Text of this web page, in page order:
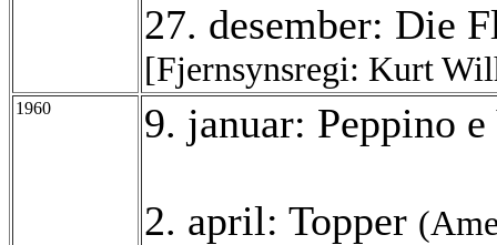
27. desember: Die
[Fjernsynsregi: Kurt
1960 9. januar: Peppino
2. april: Topper